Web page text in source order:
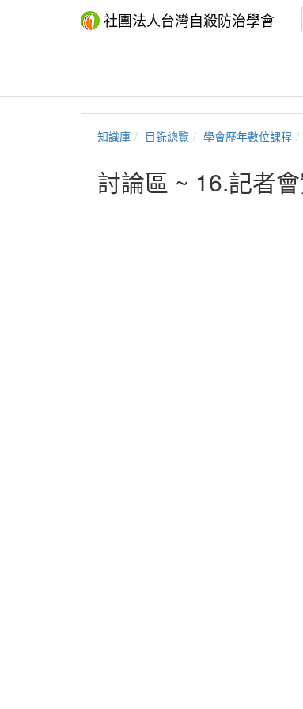
社團法人台灣自殺防治學會
知識庫 目錄總覽 學會歷年數位課程
討論區 ~ 16.記者